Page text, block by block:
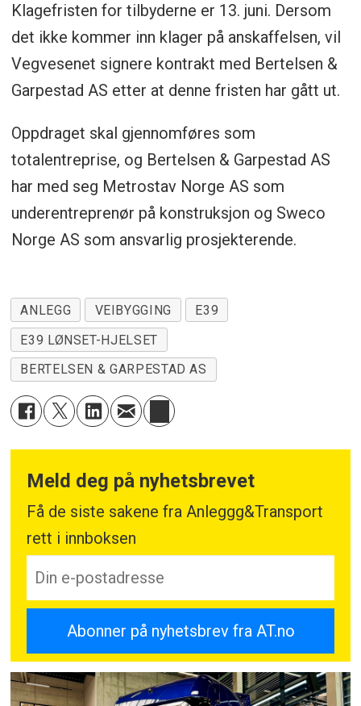
Klagefristen for tilbyderne er 13. juni. Dersom
det ikke kommer inn klager på anskaffelsen, vil
Vegvesenet signere kontrakt med Bertelsen &
Garpestad AS etter at denne fristen har gått ut.
Oppdraget skal gjennomføres som
totalentreprise, og Bertelsen & Garpestad AS
har med seg Metrostav Norge AS som
underentreprenør på konstruksjon og Sweco
Norge AS som ansvarlig prosjekterende.
ANLEGG VEIBYGGING
E39
E39 LØNSET-HJELSET
BERTELSEN & GARPESTAD AS
Meld deg på nyhetsbrevet
Få de siste sakene fra Anleggg&Transport
rett i innboksen